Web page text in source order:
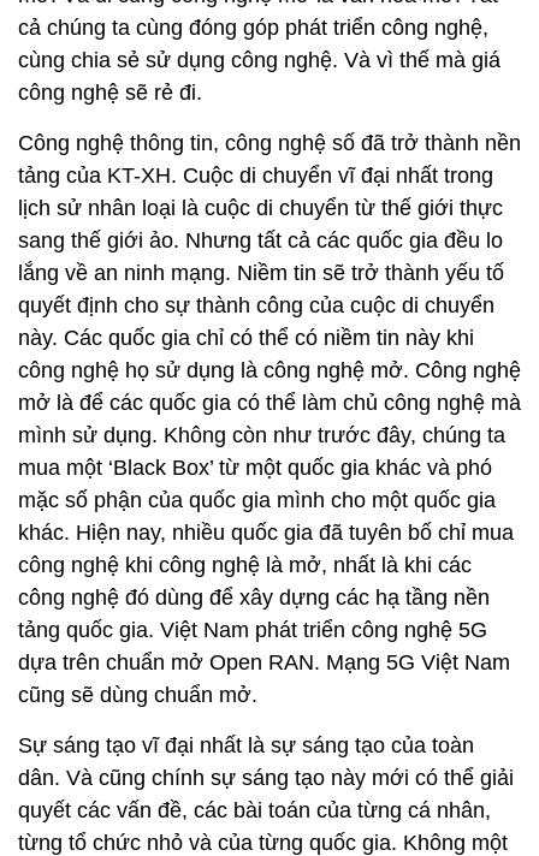
cả chúng ta cùng đóng góp phát triển công nghệ,
cùng chia sẻ sử dụng công nghệ. Và vì thế mà giá
công nghệ sẽ rẻ đi.
Công nghệ thông tin, công nghệ số đã trở thành nền
tảng của KT-XH. Cuộc di chuyển vĩ đại nhất trong
lịch sử nhân loại là cuộc di chuyển từ thế giới thực
sang thế giới ảo. Nhưng tất cả các quốc gia đều lo
lắng về an ninh mạng. Niềm tin sẽ trở thành yếu tố
quyết định cho sự thành công của cuộc di chuyển
này. Các quốc gia chỉ có thể có niềm tin này khi
công nghệ họ sử dụng là công nghệ mở. Công nghệ
mở là để các quốc gia có thể làm chủ công nghệ mà
mình sử dụng. Không còn như trước đây, chúng ta
mua một ‘Black Box’ từ một quốc gia khác và phó
mặc số phận của quốc gia mình cho một quốc gia
khác. Hiện nay, nhiều quốc gia đã tuyên bố chỉ mua
công nghệ khi công nghệ là mở, nhất là khi các
công nghệ đó dùng để xây dựng các hạ tầng nền
tảng quốc gia. Việt Nam phát triển công nghệ 5G
dựa trên chuẩn mở Open RAN. Mạng 5G Việt Nam
cũng sẽ dùng chuẩn mở.
Sự sáng tạo vĩ đại nhất là sự sáng tạo của toàn
dân. Và cũng chính sự sáng tạo này mới có thể giải
quyết các vấn đề, các bài toán của từng cá nhân,
từng tổ chức nhỏ và của từng quốc gia. Không một